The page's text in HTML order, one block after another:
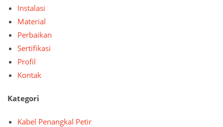
Instalasi
Material
Perbaikan
Sertifikasi
Profil
Kontak
Kategori
Kabel Penangkal Petir